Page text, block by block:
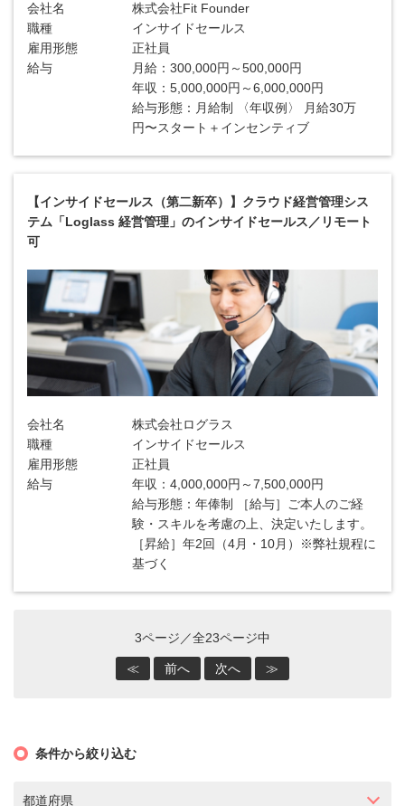
会社名
株式会社Fit Founder
職種
インサイドセールス
雇用形態
正社員
給与
月給：300,000円～500,000円
年収：5,000,000円～6,000,000円
給与形態：月給制 〈年収例〉 月給30万
円〜スタート＋インセンティブ
【インサイドセールス（第二新卒）】クラウド経営管理シス
テム「Loglass 経営管理」のインサイドセールス／リモート
可
会社名
株式会社ログラス
職種
インサイドセールス
雇用形態
正社員
給与
年収：4,000,000円～7,500,000円
給与形態：年俸制 ［給与］ご本人のご経
験・スキルを考慮の上、決定いたします。
［昇給］年2回（4月・10月）※弊社規程に
基づく
3ページ／全23ページ中
≪ 前へ 次へ ≫
条件から絞り込む
都道府県